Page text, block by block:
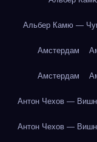
Альбер Камю —
Амстердам
Амстердам
Антон Чехов —
Антон Чехов —